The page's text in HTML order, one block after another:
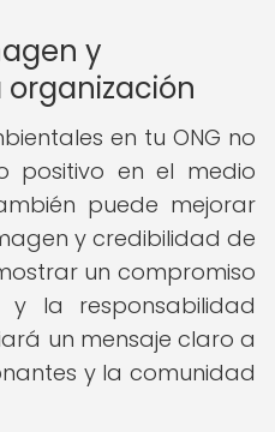
y
en tu ONG no
positivo en el medio
puede mejorar
y credibilidad de
un compromiso
y la responsabilidad
un mensaje claro a
y la comunidad